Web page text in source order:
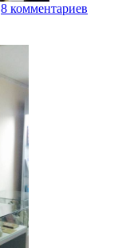
8 комментариев